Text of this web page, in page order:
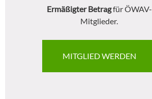
Ermäßigter Betragfür ÖWAV-
Mitglieder.
MITGLIED WERDEN